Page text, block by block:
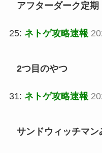
アフターダーク定期
25: ネトゲ攻略速報
2つ目のやつ
31: ネトゲ攻略速報
サンドウィッチマン